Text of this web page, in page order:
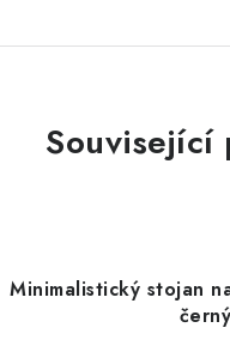
Minimalistický stojan
černý